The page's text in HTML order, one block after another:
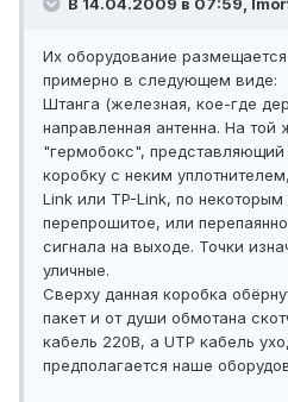
В 14.04.2009 в 07:59,
Их оборудование
примерно в следующем виде:
Штанга (железная, кое-где
направленная антенна. На той
"гермобокс",
коробку с неким
Link или TP-Link, по
перепрошитое, или
сигнала на выходе. Точки
уличные.
Сверху данная коробка
пакет и от души обмотана
кабель 220В, а UTP кабель
предполагается наше